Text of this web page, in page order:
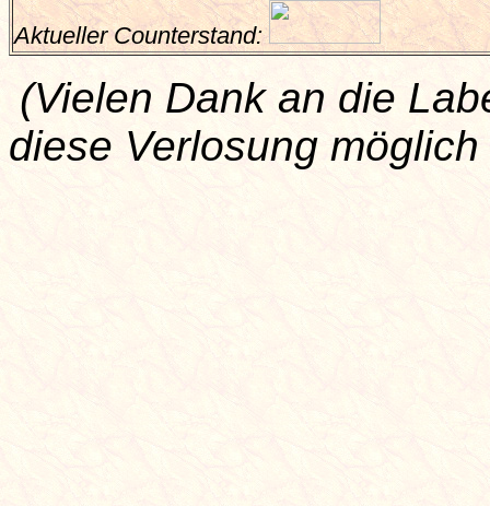
Aktueller Counterstand:
(Vielen Dank an die
diese Verlosung